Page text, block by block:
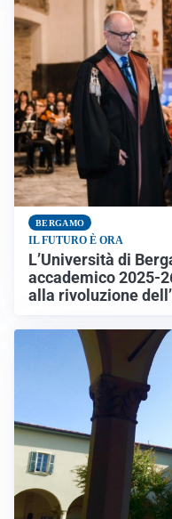
BERGAMO
IL FUTURO È ORA
L’Università di
accademico 2025-
alla rivoluzione